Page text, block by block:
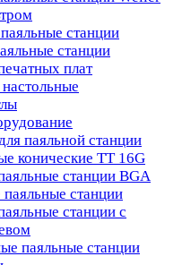
станции
станции
плат
паяльной станции
конические TT 16G
станции BGA
станции
станции с
паяльные станции